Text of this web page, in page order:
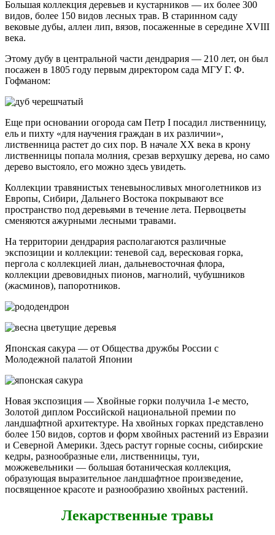
Большая коллекция деревьев и кустарников — их более 300
видов, более 150 видов лесных трав. В старинном саду
вековые дубы, аллеи лип, вязов, посаженные в середине XVIII
века.
Этому дубу в центральной части дендрария — 210 лет, он был
посажен в 1805 году первым директором сада МГУ Г. Ф.
Гофманом:
Еще при основании огорода сам Петр I посадил лиственницу,
ель и пихту «для научения граждан в их различии»,
лиственница растет до сих пор. В начале XX века в крону
лиственницы попала молния, срезав верхушку дерева, но само
дерево выстояло, его можно здесь увидеть.
Коллекции травянистых теневыносливых многолетников из
Европы, Сибири, Дальнего Востока покрывают все
пространство под деревьями в течение лета. Первоцветы
сменяются ажурными лесными травами.
На территории дендрария располагаются различные
экспозиции и коллекции: теневой сад, вересковая горка,
пергола с коллекцией лиан, дальневосточная флора,
коллекции древовидных пионов, магнолий, чубушников
(жасминов), папоротников.
Японская сакура — от Общества дружбы России с
Молодежной палатой Японии
Новая экспозиция — Хвойные горки получила 1-е место,
Золотой диплом Российской национальной премии по
ландшафтной архитектуре. На хвойных горках представлено
более 150 видов, сортов и форм хвойных растений из Евразии
и Северной Америки. Здесь растут горные сосны, сибирские
кедры, разнообразные ели, лиственницы, туи,
можжевельники — большая ботаническая коллекция,
образующая выразительное ландшафтное произведение,
посвященное красоте и разнообразию хвойных растений.
Лекарственные травы